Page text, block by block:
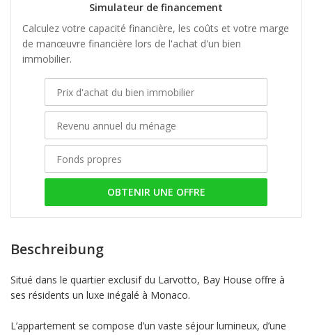
Simulateur de financement
Calculez votre capacité financière, les coûts et votre marge
de manœuvre financière lors de l'achat d'un bien
immobilier.
OBTENIR UNE OFFRE
Beschreibung
Situé dans le quartier exclusif du Larvotto, Bay House offre à
ses résidents un luxe inégalé à Monaco.
L’appartement se compose d’un vaste séjour lumineux, d’une